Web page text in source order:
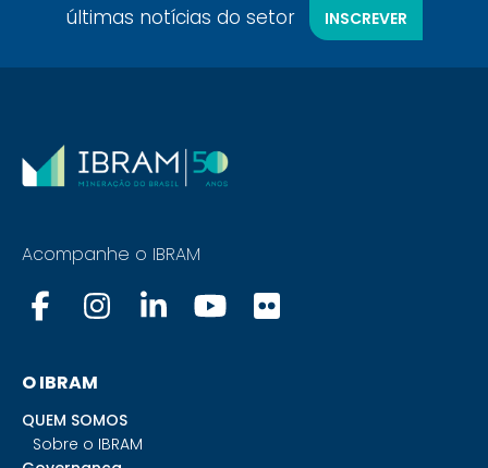
últimas notícias do setor
INSCREVER
Acompanhe o IBRAM
O IBRAM
QUEM SOMOS
Sobre o IBRAM